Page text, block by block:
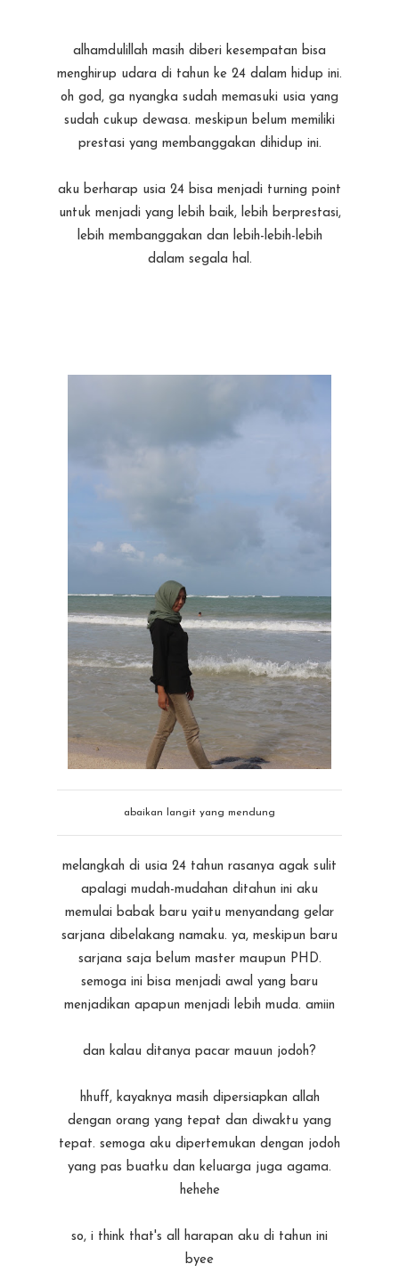
alhamdulillah masih diberi kesempatan bisa
menghirup udara di tahun ke 24 dalam hidup ini.
oh god, ga nyangka sudah memasuki usia yang
sudah cukup dewasa. meskipun belum memiliki
prestasi yang membanggakan dihidup ini.
aku berharap usia 24 bisa menjadi turning point
untuk menjadi yang lebih baik, lebih berprestasi,
lebih membanggakan dan lebih-lebih-lebih
dalam segala hal.
abaikan langit yang mendung
melangkah di usia 24 tahun rasanya agak sulit
apalagi mudah-mudahan ditahun ini aku
memulai babak baru yaitu menyandang gelar
sarjana dibelakang namaku. ya, meskipun baru
sarjana saja belum master maupun PHD.
semoga ini bisa menjadi awal yang baru
menjadikan apapun menjadi lebih muda. amiin
dan kalau ditanya pacar mauun jodoh?
hhuff, kayaknya masih dipersiapkan allah
dengan orang yang tepat dan diwaktu yang
tepat. semoga aku dipertemukan dengan jodoh
yang pas buatku dan keluarga juga agama.
hehehe
so, i think that's all harapan aku di tahun ini
byee